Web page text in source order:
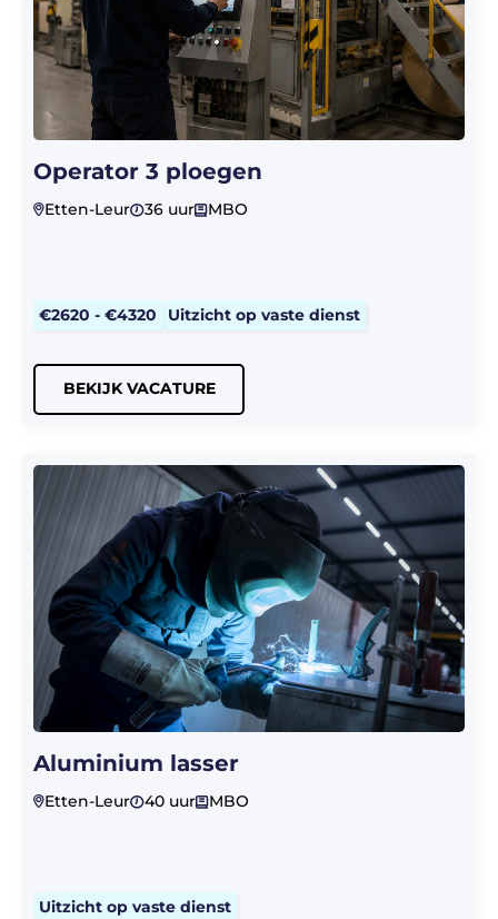
Operator 3 ploegen
Etten-Leur 36 uur MBO
€2620 - €4320 Uitzicht op vaste dienst
BEKIJK VACATURE
Aluminium lasser
Etten-Leur 40 uur MBO
Uitzicht op vaste dienst